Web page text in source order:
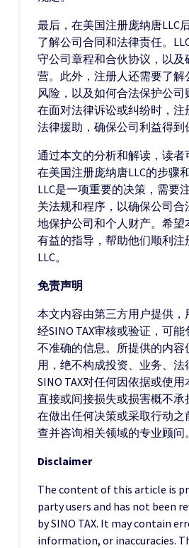
最后，在美国注册庞纳唐LLC
了解公司合同和法律责任。
守公司章程和合伙协议，以及
营。此外，注册人还需要了解
风险，以及如何合法保护公司
在面对法律诉讼或纠纷时，
法律援助，确保公司利益得到
通过本文的分析和解读，读
在美国注册庞纳唐LLC的步骤
LLC是一项重要的决策，需要
关法规和程序，以确保公司
地保护公司和个人财产。希
有益的指导，帮助他们顺利注
LLC。
免责声明
本文内容由第三方用户提供，
经SINO TAX审核或验证，可
不准确的信息。所提供的内容
用，绝不构成投资、业务、法
SINO TAX对任何因依据或使
直接或间接损失或损害概不承
在做出任何决策或采取行动之
查并咨询相关领域的专业顾问。
Disclaimer
The content of this article is
party users and has not been
by SINO TAX. It may contain
information, or inaccuracies.